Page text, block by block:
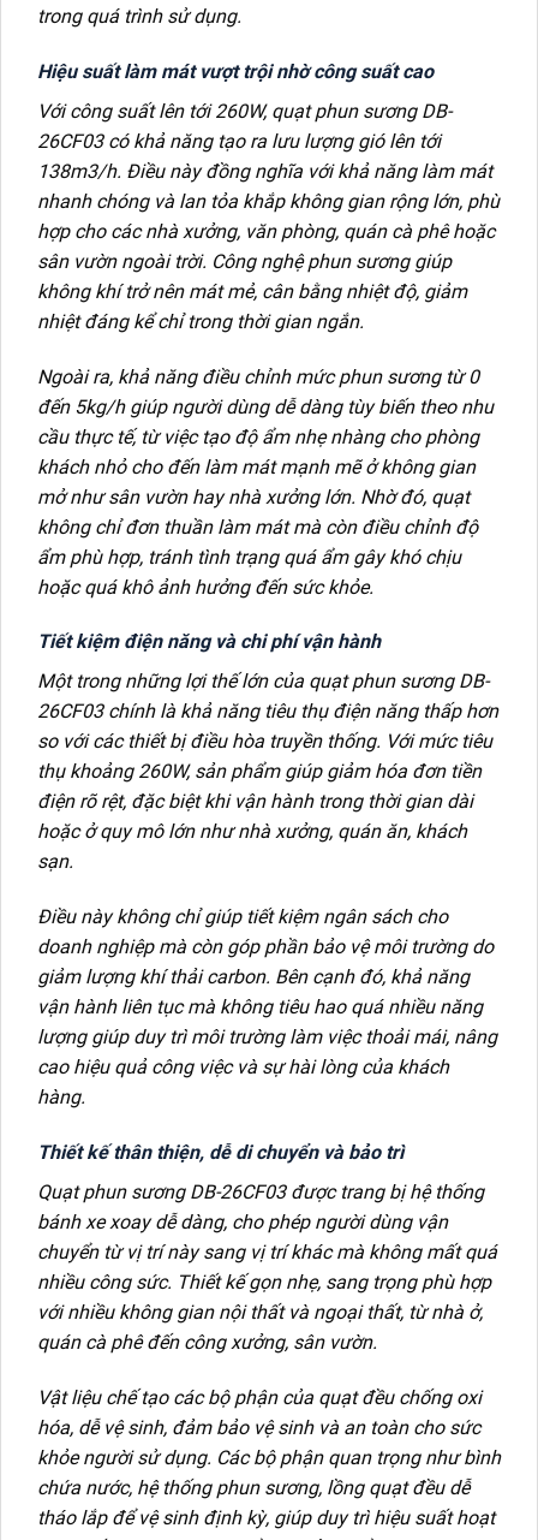
trong quá trình sử dụng.
Hiệu suất làm mát vượt trội nhờ công suất cao
Với công suất lên tới 260W, quạt phun sương DB-
26CF03 có khả năng tạo ra lưu lượng gió lên tới
138m3/h. Điều này đồng nghĩa với khả năng làm mát
nhanh chóng và lan tỏa khắp không gian rộng lớn, phù
hợp cho các nhà xưởng, văn phòng, quán cà phê hoặc
sân vườn ngoài trời. Công nghệ phun sương giúp
không khí trở nên mát mẻ, cân bằng nhiệt độ, giảm
nhiệt đáng kể chỉ trong thời gian ngắn.
Ngoài ra, khả năng điều chỉnh mức phun sương từ 0
đến 5kg/h giúp người dùng dễ dàng tùy biến theo nhu
cầu thực tế, từ việc tạo độ ẩm nhẹ nhàng cho phòng
khách nhỏ cho đến làm mát mạnh mẽ ở không gian
mở như sân vườn hay nhà xưởng lớn. Nhờ đó, quạt
không chỉ đơn thuần làm mát mà còn điều chỉnh độ
ẩm phù hợp, tránh tình trạng quá ẩm gây khó chịu
hoặc quá khô ảnh hưởng đến sức khỏe.
Tiết kiệm điện năng và chi phí vận hành
Một trong những lợi thế lớn của quạt phun sương DB-
26CF03 chính là khả năng tiêu thụ điện năng thấp hơn
so với các thiết bị điều hòa truyền thống. Với mức tiêu
thụ khoảng 260W, sản phẩm giúp giảm hóa đơn tiền
điện rõ rệt, đặc biệt khi vận hành trong thời gian dài
hoặc ở quy mô lớn như nhà xưởng, quán ăn, khách
sạn.
Điều này không chỉ giúp tiết kiệm ngân sách cho
doanh nghiệp mà còn góp phần bảo vệ môi trường do
giảm lượng khí thải carbon. Bên cạnh đó, khả năng
vận hành liên tục mà không tiêu hao quá nhiều năng
lượng giúp duy trì môi trường làm việc thoải mái, nâng
cao hiệu quả công việc và sự hài lòng của khách
hàng.
Thiết kế thân thiện, dễ di chuyển và bảo trì
Quạt phun sương DB-26CF03 được trang bị hệ thống
bánh xe xoay dễ dàng, cho phép người dùng vận
chuyển từ vị trí này sang vị trí khác mà không mất quá
nhiều công sức. Thiết kế gọn nhẹ, sang trọng phù hợp
với nhiều không gian nội thất và ngoại thất, từ nhà ở,
quán cà phê đến công xưởng, sân vườn.
Vật liệu chế tạo các bộ phận của quạt đều chống oxi
hóa, dễ vệ sinh, đảm bảo vệ sinh và an toàn cho sức
khỏe người sử dụng. Các bộ phận quan trọng như bình
chứa nước, hệ thống phun sương, lồng quạt đều dễ
tháo lắp để vệ sinh định kỳ, giúp duy trì hiệu suất hoạt